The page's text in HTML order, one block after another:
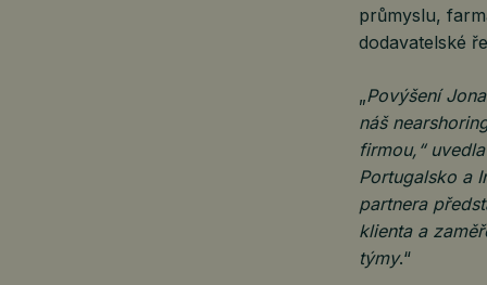
průmyslu,
dodavatelské
„Povýšení
náš
firmou,“
Portugalsko a
partnera
klienta a
týmy.“